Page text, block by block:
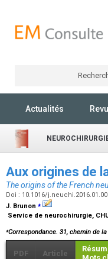
Actualités
Aux origines de
The origins of the French
Doi : 10.1016/
J. Brunon ⁎
Service de neurochirurgie,
⁎Correspondance. 31, chemin de
PDF Article